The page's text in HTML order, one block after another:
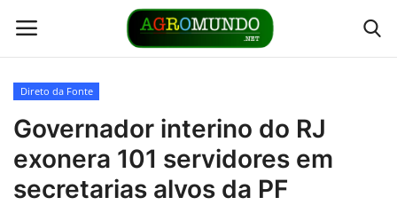
Home
Contato
Direto da Fonte
Governador interino do RJ
exonera 101 servidores em
secretarias alvos da PF